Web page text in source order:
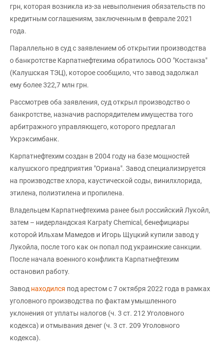
грн, которая возникла из-за невыполнения обязательств по
кредитным соглашениям, заключенным в феврале 2021
года.
Параллельно в суд с заявлением об открытии производства
о банкротстве Карпатнефтехима обратилось ООО "Костанза"
(Калушская ТЭЦ), которое сообщило, что завод задолжал
ему более 322,7 млн грн.
Рассмотрев оба заявления, суд открыл производство о
банкротстве, назначив распорядителем имущества того
арбитражного управляющего, которого предлагал
Укрэксимбанк.
Карпатнефтехим создан в 2004 году на базе мощностей
калушского предприятия "Ориана". Завод специализируется
на производстве хлора, каустической соды, винилхлорида,
этилена, полиэтилена и пропилена.
Владельцем Карпатнефтехима ранее был российский Лукойл,
затем – нидерландская Karpaty Chemical, бенефициары
которой Ильхам Мамедов и Игорь Щуцкий купили завод у
Лукойла, после того как он попал под украинские санкции.
После начала военного конфликта Карпатнефтехим
остановил работу.
Завод находился под арестом с 7 октября 2022 года в рамках
уголовного производства по фактам умышленного
уклонения от уплаты налогов (ч. 3 ст. 212 Уголовного
кодекса) и отмывания денег (ч. 3 ст. 209 Уголовного
кодекса).